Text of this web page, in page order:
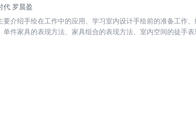
火星时代 罗晨盈
要介绍手绘在工作中的应用、学习室内设计手绘前的准备工作
单件家具的表现方法、家具组合的表现方法、室内空间的徒手